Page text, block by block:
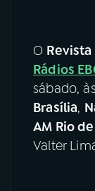
O
Rádios
sábado,
Brasília,
AM Rio
Valter